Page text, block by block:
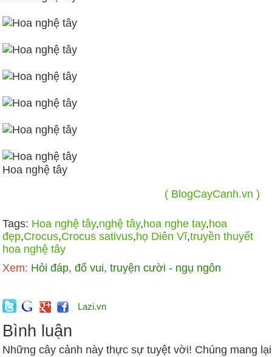
Hoa nghệ tây
( BlogCayCanh.vn )
Tags: Hoa nghệ tây,nghệ tây,hoa nghe tay,hoa
đẹp,Crocus,Crocus sativus,họ Diên Vĩ,truyền thuyết
hoa nghệ tây
Xem: Hỏi đáp, đố vui, truyện cười - ngụ ngôn
Lazi.vn
Bình luận
Những cây cảnh này thực sự tuyệt vời! Chúng mang lại